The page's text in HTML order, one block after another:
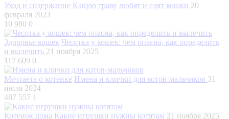
Уход и содержание Какую траву любят и едят кошки 20
февраля 2023
10 980 0
Здоровье кошек Чесотка у кошек: чем опасна, как определить
и вылечить 21 ноября 2025
117 609 0
Мечтаете о котенке Имена и клички для котов-мальчиков 31
июля 2024
487 557 1
Котенок дома Какие игрушки нужны котятам 21 ноября 2025